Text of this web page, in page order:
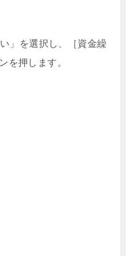
」を選択し、［資金繰
を押します。